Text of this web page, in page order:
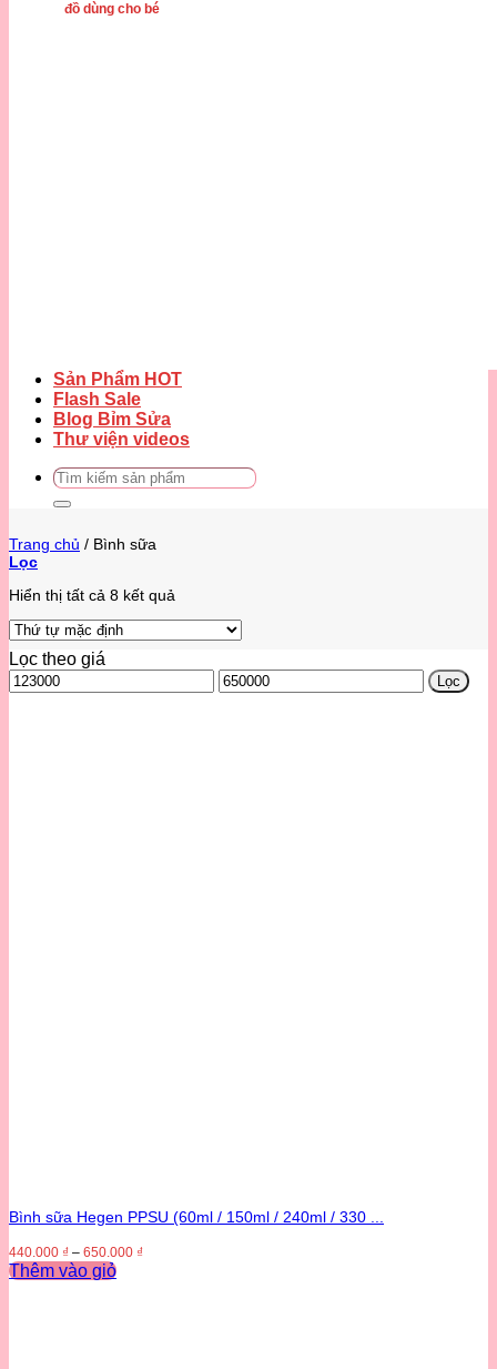
đồ dùng cho bé
Sản Phẩm HOT
Flash Sale
Blog Bỉm Sửa
Thư viện videos
Tìm
Trang chủ / Bình sữa
Lọc
Hiển thị tất cả 8 kết quả
Lọc theo giá
Giá
thấp
Giá
cao
Lọc
Bình sữa Hegen PPSU (60ml / 150ml / 240ml / 330 ...
440.000 ₫ – 650.000 ₫
Thêm vào giỏ